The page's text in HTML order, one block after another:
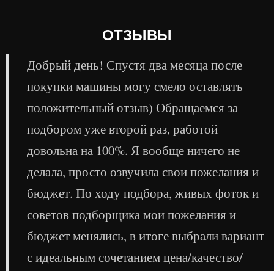
ОТЗЫВЫ
Добрый день! Спустя два месяца после
покупки машины могу смело оставлять
положительный отзыв) Обращаемся за
подбором уже второй раз, работой
довольна на 100%. Я вообще ничего не
делала, просто озвучила свои пожелания и
бюджет. По ходу подбора, живых фоток и
советов подборщика мои пожелания и
бюджет менялись, в итоге выбрали вариант
с идеальным сочетанием цена/качество/